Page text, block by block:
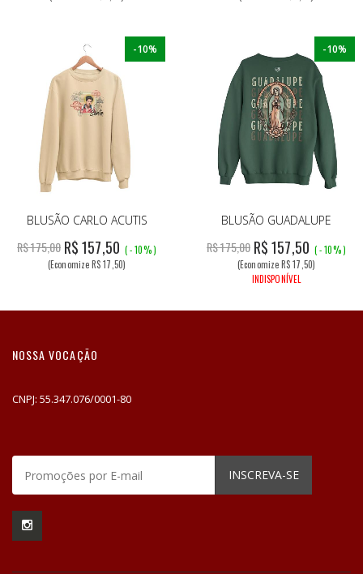
-10%
BLUSÃO CARLO ACUTIS
R$ 175,00 R$ 157,50 ( - 10% )
(Economize R$ 17,50)
-10%
BLUSÃO GUADALUPE
R$ 175,00 R$ 157,50 ( - 10% )
(Economize R$ 17,50)
INDISPONÍVEL
NOSSA VOCAÇÃO
CNPJ: 55.347.076/0001-80
INSCREVA-SE